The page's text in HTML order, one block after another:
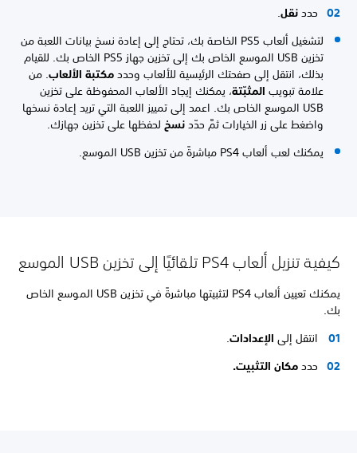
حددنقل.
لتشغيل ألعاب PS5 الخاصة بك، تحتاج إلى إعادة نسخ بيانات اللعبة من
تخزين USB الموسع الخاص بك إلى تخزين جهاز PS5 الخاص بك. للقيام
بذلك، انتقل إلى صفحتك الرئيسية للألعاب وحددمكتبة الألعاب. من
علامة تبويبالمثبّتة، يمكنك إيجاد الألعاب المحفوظة على تخزين
USB الموسع الخاص بك. اعمد إلى تمييز اللعبة التي تريد إعادة نسخها
واضغط على زر الخيارات ثمَّ حدّدنسخلحفظها على تخزين جهازك.
يمكنك لعب ألعاب PS4 مباشرةً من تخزين USB الموسع.
كيفية تنزيل ألعاب PS4 تلقائيًا إلى تخزين USB الموسع
يمكنك تعيين ألعاب PS4 لتثبيتها مباشرةً في تخزين USB الموسع الخاص
بك.
انتقل إلىالإعدادات.
حددمكان التثبيت.